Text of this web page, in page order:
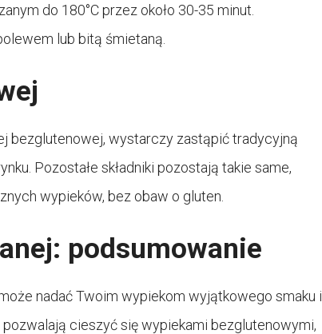
do 180°C przez około 30-35 minut.
lub bitą śmietaną.
bezglutenowej, wystarczy zastąpić tradycyjną
Pozostałe składniki pozostają takie same,
wypieków, bez obaw o gluten.
podsumowanie
nadać Twoim wypiekom wyjątkowego smaku i
cieszyć się wypiekami bezglutenowymi,